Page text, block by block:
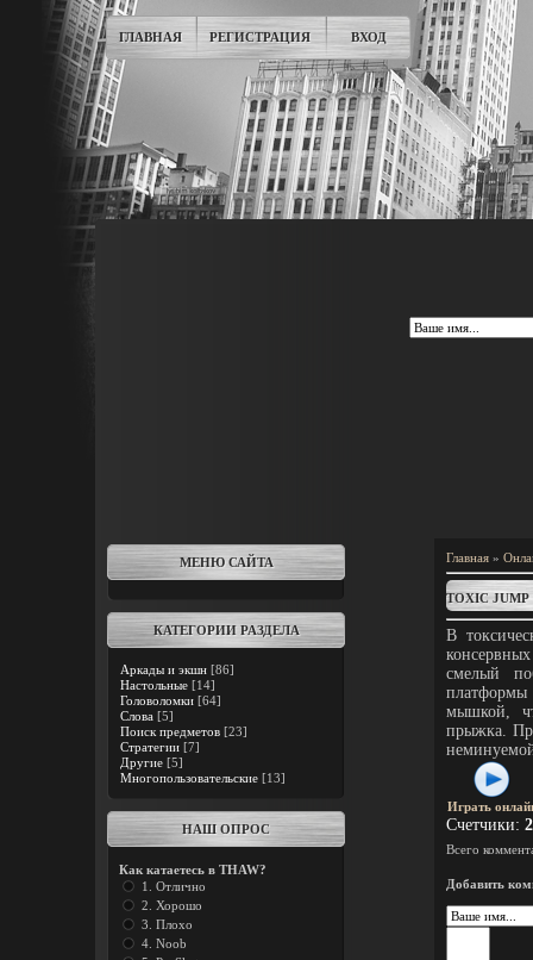
ГЛАВНАЯ РЕГИСТРАЦИЯ ВХОД
МЕНЮ САЙТА
КАТЕГОРИИ РАЗДЕЛА
Аркады и экшн [86]
Настольные [14]
Головоломки [64]
Слова [5]
Поиск предметов [23]
Стратегии [7]
Другие [5]
Многопользовательские [13]
НАШ ОПРОС
Как катаетесь в THAW?
1. Отлично
2. Хорошо
3. Плохо
4. Noob
Главная »
TOXIC JUMP
В
смелый
мышкой,
прыжка.
Играть
Счетчики:
Всего
Добавить